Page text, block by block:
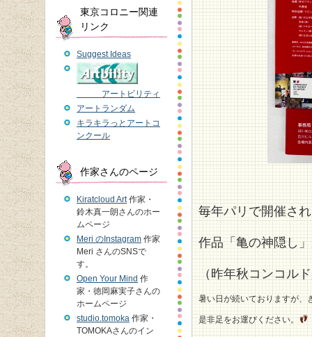
毎年パリで開催さ
作品「亀の神隠し
（昨年秋コンコル
暑い日が続いておりますが、
是非足をお運びください。
東京コロニー関連
リンク
Suggest Ideas
アートビリティ
アートランダム
キラキラっとアートコ
ンクール
作家さんのページ
Kiratcloud Art作家・
鈴木真一朗さんのホー
ムページ
Meri のInstagram 作家
Meri さんのSNSで
す。
Open Your Mind 作
家・徳岡麻実子さんの
ホームページ
studio.tomoka 作家・
TOMOKAさんのイン